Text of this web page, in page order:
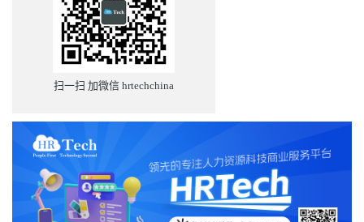
扫一扫 加微信 hrtechchina